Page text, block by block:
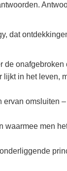
dat
de onafgebroken
in het leven,
omsluiten
waarmee men